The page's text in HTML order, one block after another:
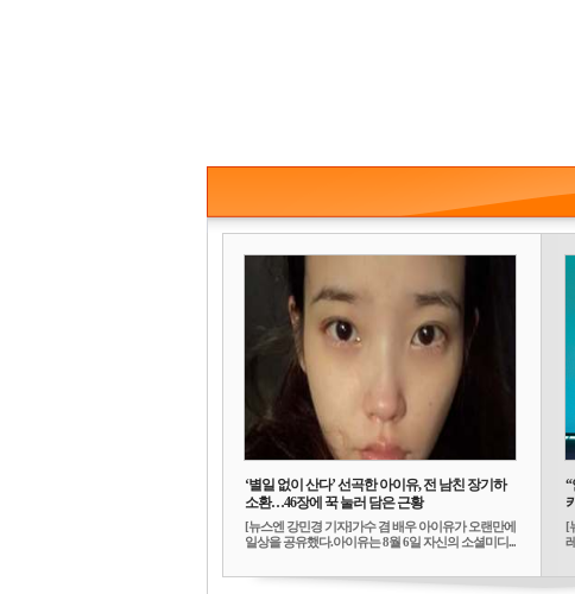
‘별일 없이 산다’ 선곡한 아이유, 전 남친 장기하
소환…46장에 꾹 눌러 담은 근황
[뉴스엔 강민경 기자]가수 겸 배우 아이유가 오랜만에
일상을 공유했다.아이유는 8월 6일 자신의 소셜미디...
“
[